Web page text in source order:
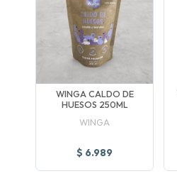
WINGA CALDO DE
HUESOS 250ML
WINGA
$ 6.989